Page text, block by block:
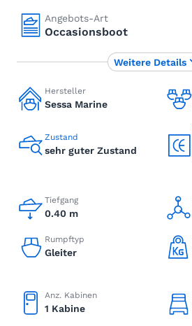
Angebots-Art
Occasionsboot
Hersteller
Sessa Marine
Zustand
sehr guter Zustand
Tiefgang
0.40 m
Rumpftyp
Gleiter
Anz. Kabinen
1 Kabine
Weitere Details